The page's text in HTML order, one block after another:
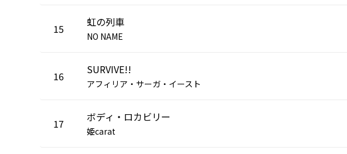
15 虹の列車
NO NAME
16 SURVIVE!!
アフィリア・サーガ・イースト
17 ボディ・ロカビリー
姫carat